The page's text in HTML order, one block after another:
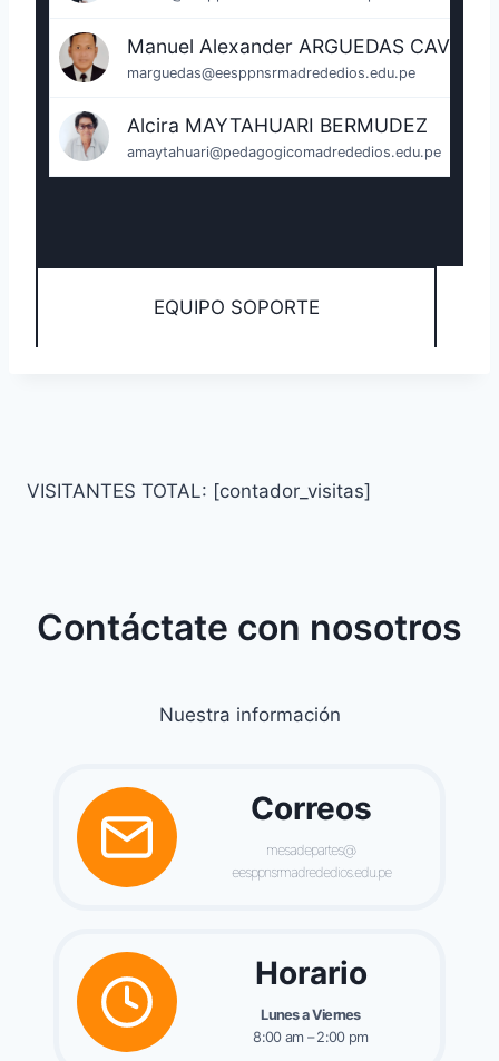
Manuel Alexander ARGUEDAS CAVERO
marguedas@eesppnsrmadrededios.edu.pe
Alcira MAYTAHUARI BERMUDEZ
amaytahuari@pedagogicomadrededios.edu.pe
EQUIPO SOPORTE
VISITANTES TOTAL: [contador_visitas]
Contáctate con nosotros
Nuestra información
Correos
mesadepartes@
eesppnsrmadrededios.edu.pe
Horario
Lunes a Viernes
8:00 am – 2:00 pm